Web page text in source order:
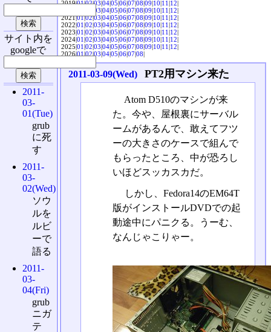
2019|01|02|03|04|05|06|07|08|09|10|11|12|
03|04|05|06|07|08|09|10|11|12|
2021|01|02|03|04|05|06|07|08|09|10|11|12|
2022|01|02|03|04|05|06|07|08|09|10|11|12|
2023|01|02|03|04|05|06|07|08|09|10|11|12|
2024|01|02|03|04|05|06|07|08|09|10|11|12|
2025|01|02|03|04|05|06|07|08|09|10|11|12|
2026|01|02|03|04|05|06|07|08|
2011-03-09(Wed) PT2用マシン来た
Atom D510のマシンが来
た。今や、屋根裏にサーバル
ームがあるんで、敢えてフツ
ーの大きさのケースで組んで
もらったところ、中が恐ろし
いほどスッカスカだ。
しかし、Fedora14のEM64T
版がインストールDVDでの起
動途中にパニクる。うーむ、
なんじゃこりゃー。
サイト内を
googleで
2011-
03-
01(Tue)
grub
に死
す
2011-
03-
02(Wed)
ソウ
ルを
ルビ
ーで
語る
2011-
03-
04(Fri)
grub
ニガ
テ